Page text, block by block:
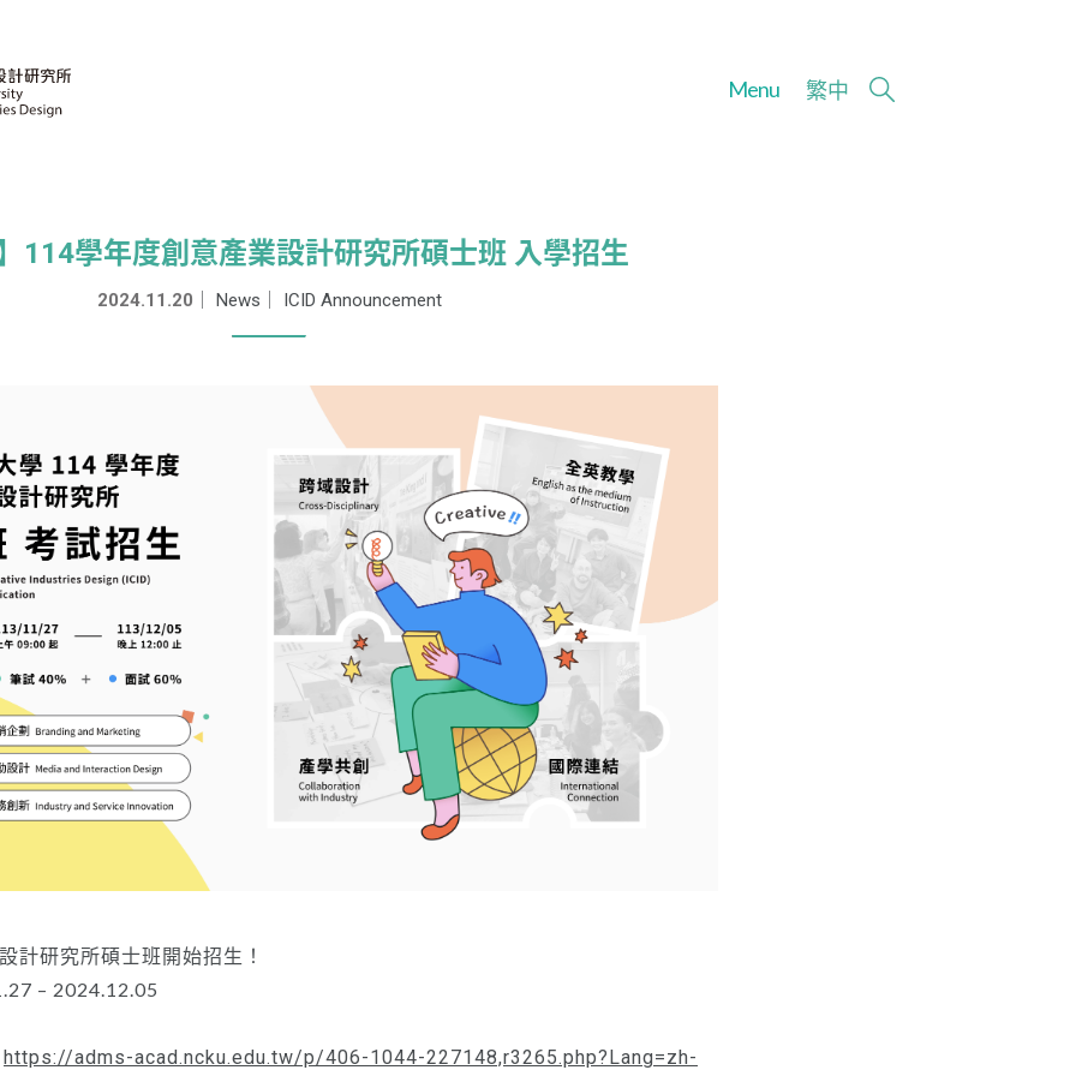
Menu 繁中
114學年度創意產業設計研究所碩士班 入學招生
2024.11.20 News ICID Announcement
計研究所碩士班開始招生！
– 2024.12.05
https://adms-acad.ncku.edu.tw/p/406-1044-227148,r3265.php?Lang=zh-